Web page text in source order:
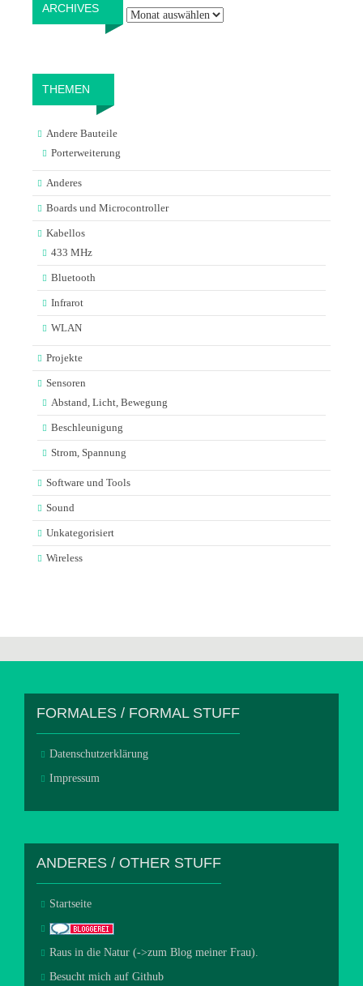
ARCHIVES
THEMEN
Andere Bauteile
Porterweiterung
Anderes
Boards und Microcontroller
Kabellos
433 MHz
Bluetooth
Infrarot
WLAN
Projekte
Sensoren
Abstand, Licht, Bewegung
Beschleunigung
Strom, Spannung
Software und Tools
Sound
Unkategorisiert
Wireless
FORMALES / FORMAL STUFF
Datenschutzerklärung
Impressum
ANDERES / OTHER STUFF
Startseite
Raus in die Natur (->zum Blog meiner Frau).
Besucht mich auf Github